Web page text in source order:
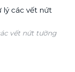
vết nứt tường